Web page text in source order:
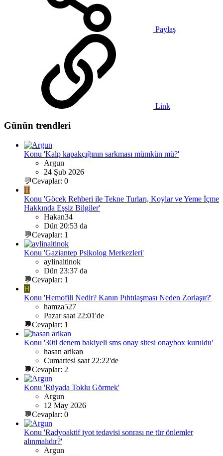
Paylaş
Link
Günün trendleri
Konu 'Kalp kapakçığının sarkması mümkün mü?'
Argun
24 Şub 2026
💬Cevaplar: 0
H
Konu 'Göcek Rehberi ile Tekne Turları, Koylar ve Yeme İçme
Hakkında Eşsiz Bilgiler'
Hakan34
Dün 20:53 da
💬Cevaplar: 1
Konu 'Gaziantep Psikolog Merkezleri'
aylinaltinok
Dün 23:37 da
💬Cevaplar: 1
H
Konu 'Hemofili Nedir? Kanın Pıhtılaşması Neden Zorlaşır?'
hamza527
Pazar saat 22:01'de
💬Cevaplar: 1
Konu '30tl denem bakiyeli sms onay sitesi onaybox kuruldu'
hasan arikan
Cumartesi saat 22:22'de
💬Cevaplar: 2
Konu 'Rüyada Toklu Görmek'
Argun
12 May 2026
💬Cevaplar: 0
Konu 'Radyoaktif iyot tedavisi sonrası ne tür önlemler
alınmalıdır?'
Argun